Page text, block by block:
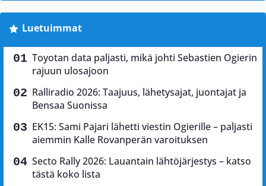
Luetuimmat
Toyotan data paljasti, mikä johti Sebastien Ogierin
rajuun ulosajoon
Ralliradio 2026: Taajuus, lähetysajat, juontajat ja
Bensaa Suonissa
EK15: Sami Pajari lähetti viestin Ogierille – paljasti
aiemmin Kalle Rovanperän varoituksen
Secto Rally 2026: Lauantain lähtöjärjestys – katso
tästä koko lista